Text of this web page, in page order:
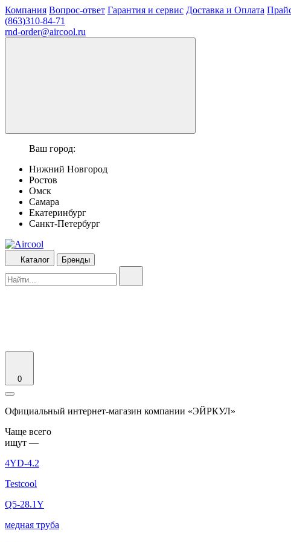
Компания Вопрос-ответ Гарантия и сервис Доставка и Оплата
(863)310-84-71
rnd-order@aircool.ru
Ваш город:
Нижний Новгород
Ростов
Омск
Самара
Екатеринбург
Санкт-Петербург
Каталог Бренды
0
Официальный интернет-магазин компании «ЭЙРКУЛ»
Чаще вcего
ищут —
4YD-4.2
Testcool
Q5-28.1Y
медная труба